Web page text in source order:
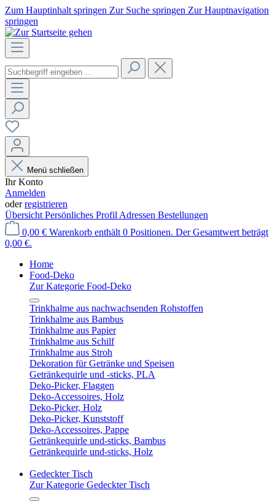
Zum Hauptinhalt springen Zur Suche springen Zur Hauptnavigation
springen
Menü schließen
Ihr Konto
Anmelden
oderregistrieren
Übersicht Persönliches Profil Adressen Bestellungen
0,00 € Warenkorb enthält 0 Positionen. Der Gesamtwert beträgt
0,00 €.
Home
Food-Deko
Zur Kategorie Food-Deko
Trinkhalme aus nachwachsenden Rohstoffen
Trinkhalme aus Bambus
Trinkhalme aus Papier
Trinkhalme aus Schilf
Trinkhalme aus Stroh
Dekoration für Getränke und Speisen
Getränkequirle und -sticks, PLA
Deko-Picker, Flaggen
Deko-Accessoires, Holz
Deko-Picker, Holz
Deko-Picker, Kunststoff
Deko-Accessoires, Pappe
Getränkequirle und-sticks, Bambus
Getränkequirle und-sticks, Holz
Gedeckter Tisch
Zur Kategorie Gedeckter Tisch